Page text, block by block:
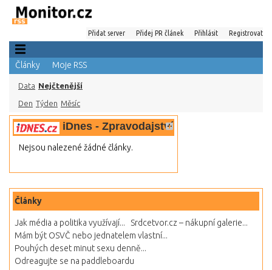
Přidat server Přidej PR článek Přihlásit Registrovat
Články Moje RSS
Data Nejčtenější
Den Týden Měsíc
iDnes - Zpravodajství
Nejsou nalezené žádné články.
Články
Jak média a politika využívají...
Srdcetvor.cz – nákupní galerie...
Mám být OSVČ nebo jednatelem vlastní...
Pouhých deset minut sexu denně...
Odreagujte se na paddleboardu